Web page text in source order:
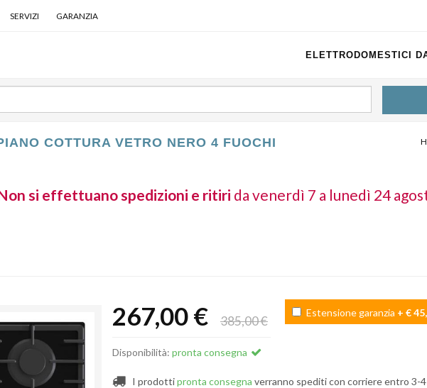
SERVIZI GARANZIA
ELETTRODOMESTICI
COTTURA VETRO NERO 4 FUOCHI
si effettuano spedizioni e ritiri da venerdì 7 a lunedì 24
267,00 € 385,00 €
Disponibilità: pronta consegna
Estensione garanzia + €
I prodottipronta consegna verranno spediti con corriere entro 3-4